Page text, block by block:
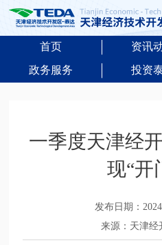
首页 资讯
政务服务
投资
一季度天津经
现“开
发布日期：
来源：天津